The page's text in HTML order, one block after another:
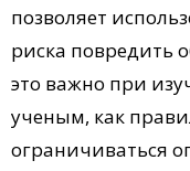
позволяет
риска повредить
это важно при
ученым, как
ограничиваться